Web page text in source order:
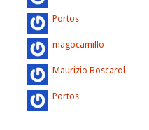
Portos
magocamillo
Maurizio Boscarol
Portos